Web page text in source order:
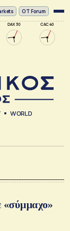
DAX 30 CAC 40
OT Forum
WORLD
«σύμμαχο»